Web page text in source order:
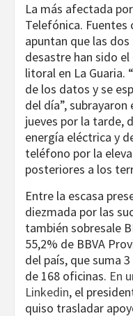
La más afectada
Telefónica. Fuentes
apuntan que las
desastre han sido
litoral en La Guaria.
de los datos y se
del día”,
jueves por la tarde,
energía eléctrica y
teléfono por la
posteriores a los
Entre la escasa
diezmada por las
también sobresale
55,2% de BBVA
del país, que suma
de 168 oficinas. En
Linkedin, el
quiso trasladar